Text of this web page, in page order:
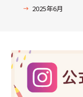
2025年6月